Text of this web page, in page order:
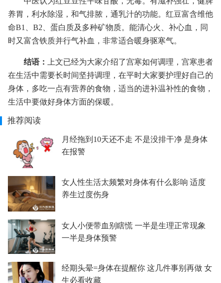
养胃，利水除湿，和气排脓，通乳汁的功能。红豆富含维他
命B1、B2、蛋白质及多种矿物质。能清心火、补心血，同
时又富含铁质并行气补血，非常适合暖身驱寒气。
结语：
上文已经为大家介绍了宫寒如何调理，宫寒患者
在生活中需要长时间坚持调理，在平时大家要护理好自己的
身体，多吃一点有营养的食物，适当的进补温补性的食物，
生活中要做好身体方面的保暖。
推荐阅读
月经拖到10天还不走 不是没排干净 是身体
在报警
女人性生活太频繁对身体有什么影响 适度
养生过度伤身
女人小便带血别瞎慌 一半是生理正常现象
一半是身体预警
经期头晕=身体在提醒你 这几件事别再做 女
生必看收藏